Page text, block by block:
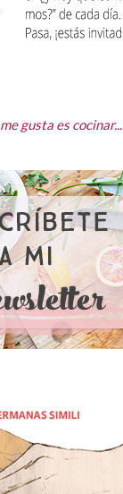
gusta es cocinar...